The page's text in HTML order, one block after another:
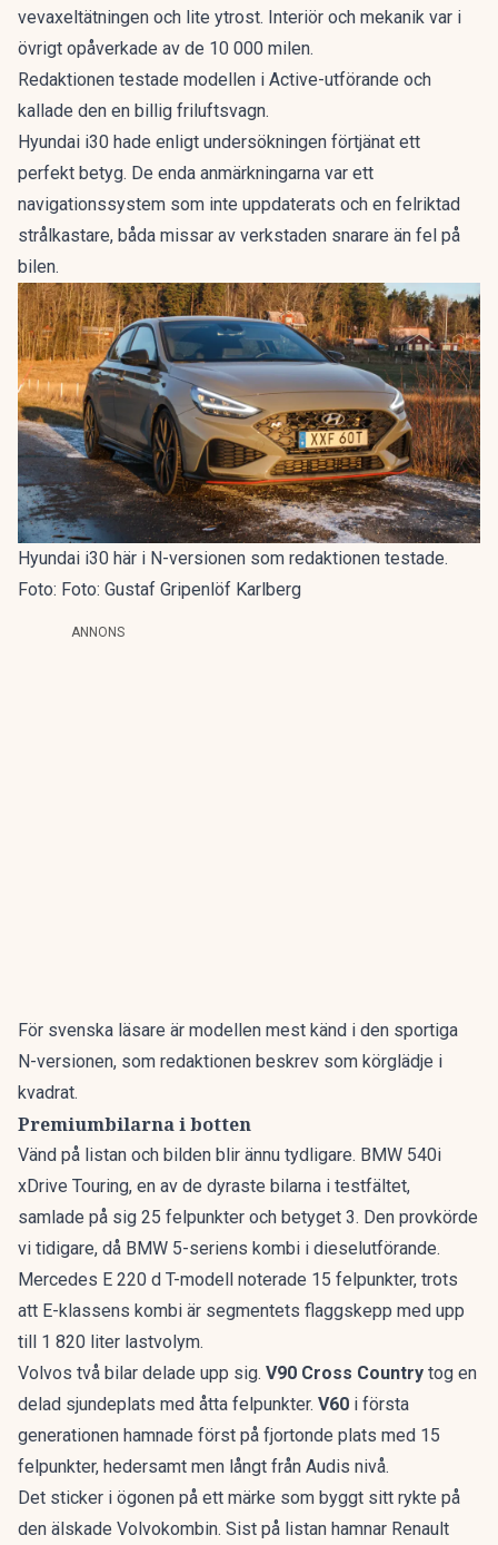
vevaxeltätningen och lite ytrost. Interiör och mekanik var i
övrigt opåverkade av de 10 000 milen.
Redaktionen testade modellen i Active-utförande och
kallade den en billig friluftsvagn.
Hyundai i30 hade enligt undersökningen förtjänat ett
perfekt betyg. De enda anmärkningarna var ett
navigationssystem som inte uppdaterats och en felriktad
strålkastare, båda missar av verkstaden snarare än fel på
bilen.
Hyundai i30 här i N-versionen som redaktionen testade.
Foto: Foto: Gustaf Gripenlöf Karlberg
ANNONS
För svenska läsare är modellen mest känd i den sportiga
N-versionen, som redaktionen beskrev som körglädje i
kvadrat.
Premiumbilarna i botten
Vänd på listan och bilden blir ännu tydligare. BMW 540i
xDrive Touring, en av de dyraste bilarna i testfältet,
samlade på sig 25 felpunkter och betyget 3. Den provkörde
vi tidigare, då BMW 5-seriens kombi i dieselutförande.
Mercedes E 220 d T-modell noterade 15 felpunkter, trots
att E-klassens kombi är segmentets flaggskepp med upp
till 1 820 liter lastvolym.
Volvos två bilar delade upp sig. V90 Cross Country tog en
delad sjundeplats med åtta felpunkter. V60 i första
generationen hamnade först på fjortonde plats med 15
felpunkter, hedersamt men långt från Audis nivå.
Det sticker i ögonen på ett märke som byggt sitt rykte på
den älskade Volvokombin. Sist på listan hamnar Renault